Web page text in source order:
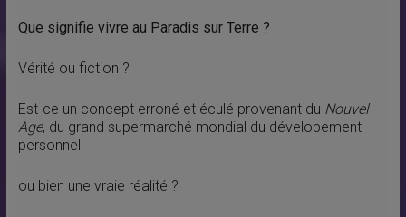
Que signifie vivre au Paradis sur Terre ?
Vérité ou fiction ?
Est-ce un concept erroné et éculé provenant du Nouvel
Age, du grand supermarché mondial du dévelopement
personnel
ou bien une vraie réalité ?